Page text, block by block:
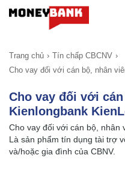
Trang chủ
Tín chấp CBCNV
Cho vay đối với cán bộ, nhân
Cho vay đối với
Kienlongbank
Cho vay đối với cán bộ, nhân
Là sản phẩm tín dụng tài trợ
và/hoặc gia đình của CBNV.